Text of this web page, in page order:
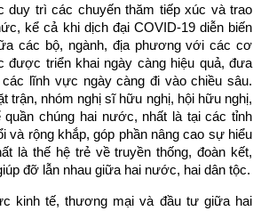
duy trì các chuyến thăm tiếp xúc và trao
kể cả khi dịch đại COVID-19 diễn biến
các bộ, ngành, địa phương với các cơ
được triển khai ngày càng hiệu quả, đưa
lĩnh vực ngày càng đi vào chiều sâu.
trận, nhóm nghị sĩ hữu nghị, hội hữu nghị,
chúng hai nước, nhất là tại các tỉnh
và rộng khắp, góp phần nâng cao sự hiểu
là thế hệ trẻ về truyền thống, đoàn kết,
đỡ lẫn nhau giữa hai nước, hai dân tộc.
kinh tế, thương mại và đầu tư giữa hai